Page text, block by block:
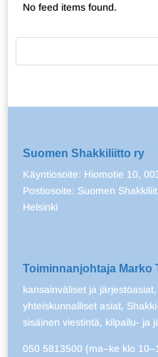
No feed items found.
Suomen Shakkiliitto ry
Käyntiosoite: Hiomotie 10,
Postiosoite: Suomen
Helsinki
Toiminnanjohtaja Marko
kansainväliset ja
yhteiskunnalliset asiat,
sisäinen viestintä, kilpailu- ja
050 5813500 (ma–ke klo